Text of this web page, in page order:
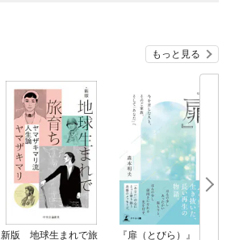
もっと見る
新版 地球生まれで旅
『扉（とびら）』 ～